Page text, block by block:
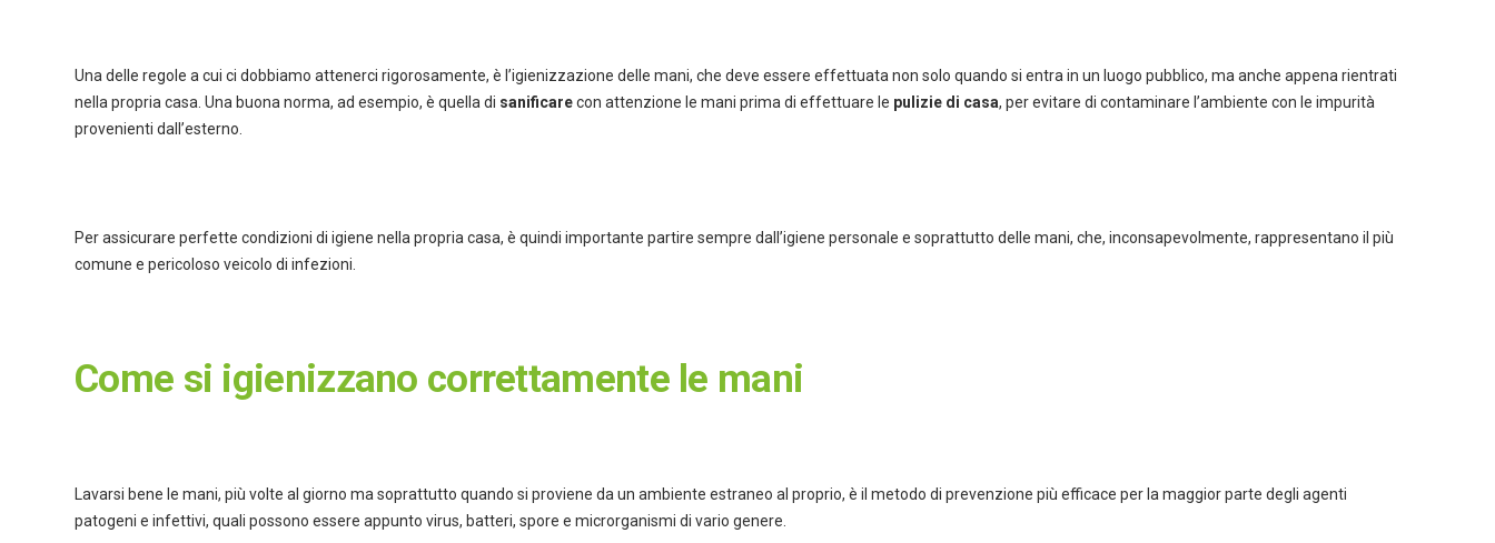
Una delle regole a cui ci dobbiamo attenerci rigorosamente, è l’igienizzazione delle mani, che deve essere effettuata non solo quando si entra in un luogo pubblico, ma anche appena rientrati
nella propria casa. Una buona norma, ad esempio, è quella di sanificarecon attenzione le mani prima di effettuare le pulizie di casa, per evitare di contaminare l’ambiente con le impurità
provenienti dall’esterno.
Per assicurare perfette condizioni di igiene nella propria casa, è quindi importante partire sempre dall’igiene personale e soprattutto delle mani, che, inconsapevolmente, rappresentano il più
comune e pericoloso veicolo di infezioni.
Come si igienizzano correttamente le mani
Lavarsi bene le mani, più volte al giorno ma soprattutto quando si proviene da un ambiente estraneo al proprio, è il metodo di prevenzione più efficace per la maggior parte degli agenti
patogeni e infettivi, quali possono essere appunto virus, batteri, spore e microrganismi di vario genere.